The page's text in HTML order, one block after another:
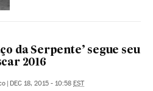
da Serpente’ segue seu
2016
| DEC 18, 2015 - 10:58 EST